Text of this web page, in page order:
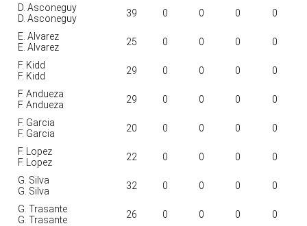
D. Asconeguy
D. Asconeguy
39 0 0 0 0
E. Alvarez
E. Alvarez
25 0 0 0 0
F. Kidd
F. Kidd
29 0 0 0 0
F. Andueza
F. Andueza
29 0 0 0 0
F. Garcia
F. Garcia
20 0 0 0 0
F. Lopez
F. Lopez
22 0 0 0 0
G. Silva
G. Silva
32 0 0 0 0
G. Trasante
G. Trasante
26 0 0 0 0